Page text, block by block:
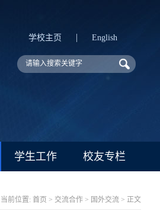
学校主页 | English
学生工作 校友专栏
当前位置: 首页 > 交流合作 > 国外交流 > 正文